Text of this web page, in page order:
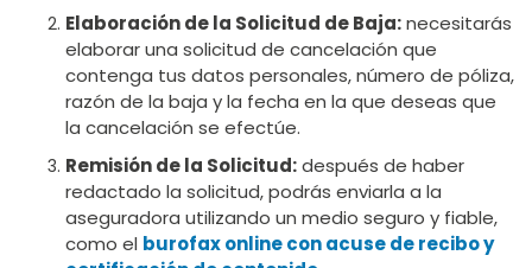
Elaboración de la Solicitud de Baja:necesitarás
elaborar una solicitud de cancelación que
contenga tus datos personales, número de póliza,
razón de la baja y la fecha en la que deseas que
la cancelación se efectúe.
Remisión de la Solicitud:después de haber
redactado la solicitud, podrás enviarla a la
aseguradora utilizando un medio seguro y fiable,
como el burofax online con acuse de recibo y